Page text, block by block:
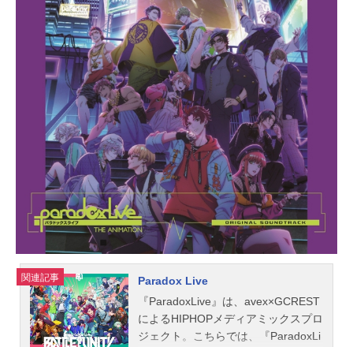
関連記事
Paradox Live
『ParadoxLive』は、avex×GCREST
によるHIPHOPメディアミックスプロ
ジェクト。こちらでは、『ParadoxLi